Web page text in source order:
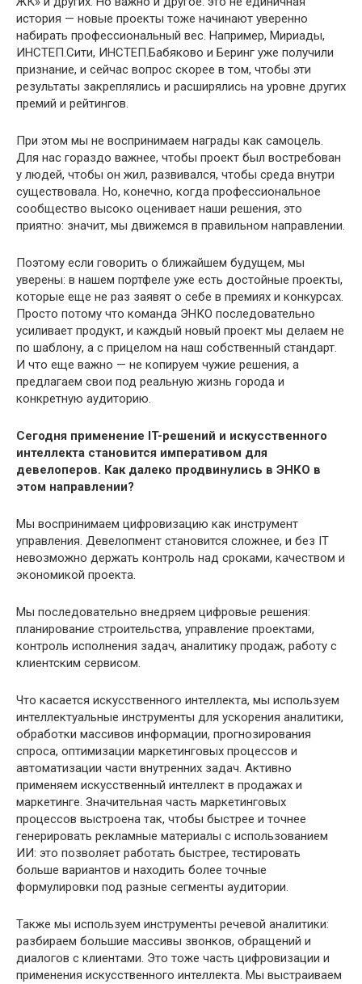
история — новые проекты тоже начинают уверенно
набирать профессиональный вес. Например, Мириады,
ИНСТЕП.Сити, ИНСТЕП.Бабяково и Беринг уже получили
признание, и сейчас вопрос скорее в том, чтобы эти
результаты закреплялись и расширялись на уровне других
премий и рейтингов.
При этом мы не воспринимаем награды как самоцель.
Для нас гораздо важнее, чтобы проект был востребован
у людей, чтобы он жил, развивался, чтобы среда внутри
существовала. Но, конечно, когда профессиональное
сообщество высоко оценивает наши решения, это
приятно: значит, мы движемся в правильном направлении.
Поэтому если говорить о ближайшем будущем, мы
уверены: в нашем портфеле уже есть достойные проекты,
которые еще не раз заявят о себе в премиях и конкурсах.
Просто потому что команда ЭНКО последовательно
усиливает продукт, и каждый новый проект мы делаем не
по шаблону, а с прицелом на наш собственный стандарт.
И что еще важно — не копируем чужие решения, а
предлагаем свои под реальную жизнь города и
конкретную аудиторию.
Сегодня применение IT-решений и искусственного
интеллекта становится императивом для
девелоперов. Как далеко продвинулись в ЭНКО в
этом направлении?
Мы воспринимаем цифровизацию как инструмент
управления. Девелопмент становится сложнее, и без IT
невозможно держать контроль над сроками, качеством и
экономикой проекта.
Мы последовательно внедряем цифровые решения:
планирование строительства, управление проектами,
контроль исполнения задач, аналитику продаж, работу с
клиентским сервисом.
Что касается искусственного интеллекта, мы используем
интеллектуальные инструменты для ускорения аналитики,
обработки массивов информации, прогнозирования
спроса, оптимизации маркетинговых процессов и
автоматизации части внутренних задач. Активно
применяем искусственный интеллект в продажах и
маркетинге. Значительная часть маркетинговых
процессов выстроена так, чтобы быстрее и точнее
генерировать рекламные материалы с использованием
ИИ: это позволяет работать быстрее, тестировать
больше вариантов и находить более точные
формулировки под разные сегменты аудитории.
Также мы используем инструменты речевой аналитики:
разбираем большие массивы звонков, обращений и
диалогов с клиентами. Это тоже часть цифровизации и
применения искусственного интеллекта. Мы выстраиваем